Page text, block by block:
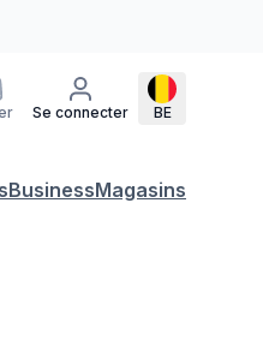
Se connecter BE
BusinessMagasins